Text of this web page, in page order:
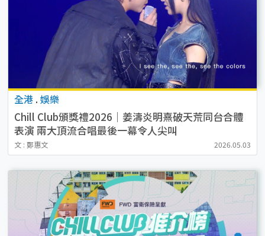
全港 . 娛樂
Chill Club頒獎禮2026｜姜濤炎明熹破天荒同台合體
表演 兩大頂流合唱最後一幕令人尖叫
文 : 鄭惠文 2026.05.03